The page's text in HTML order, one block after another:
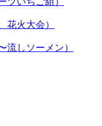
花火大会）
流しソーメン）